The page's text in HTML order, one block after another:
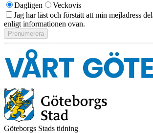
Dagligen
Veckovis
Jag har läst och förstått att min mejladress
enligt informationen ovan.
Göteborgs Stads tidning